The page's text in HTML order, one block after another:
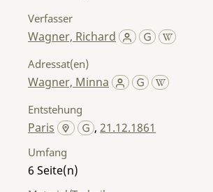
Verfasser
Wagner, Richard
Adressat(en)
Wagner, Minna
Entstehung
Paris ,21.12.1861
Umfang
6